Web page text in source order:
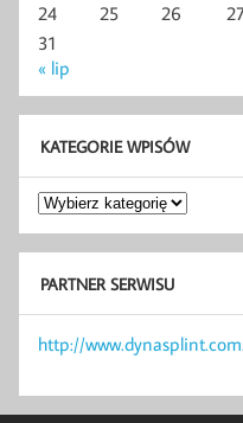
24
25 26
31
« lip
KATEGORIE WPISÓW
Kategorie
wpisów
PARTNER SERWISU
http://